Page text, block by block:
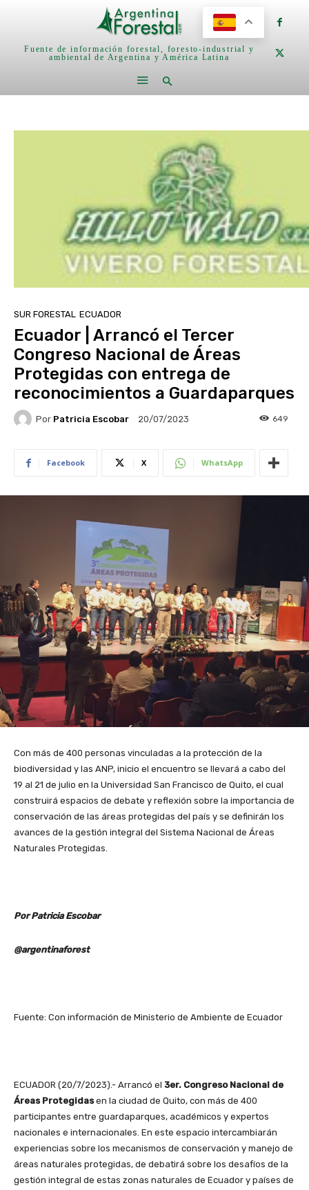
Fuente de información forestal, foresto-industrial y
ambiental de Argentina y América Latina
SUR FORESTAL ECUADOR
Ecuador | Arrancó el Tercer
Congreso Nacional de Áreas
Protegidas con entrega de
reconocimientos a Guardaparques
Por Patricia Escobar 20/07/2023 649
Facebook X WhatsApp
Con más de 400 personas vinculadas a la protección de la
biodiversidad y las ANP, inicio el encuentro se llevará a cabo del
19 al 21 de julio en la Universidad San Francisco de Quito, el cual
construirá espacios de debate y reflexión sobre la importancia de
conservación de las áreas protegidas del país y se definirán los
avances de la gestión integral del Sistema Nacional de Áreas
Naturales Protegidas.
Por Patricia Escobar
@argentinaforest
Fuente: Con información de Ministerio de Ambiente de Ecuador
ECUADOR (20/7/2023).- Arrancó el 3er. Congreso Nacional de
Áreas Protegidasen la ciudad de Quito, con más de 400
participantes entre guardaparques, académicos y expertos
nacionales e internacionales. En este espacio intercambiarán
experiencias sobre los mecanismos de conservación y manejo de
áreas naturales protegidas, de debatirá sobre los desafíos de la
gestión integral de estas zonas naturales de Ecuador y países de